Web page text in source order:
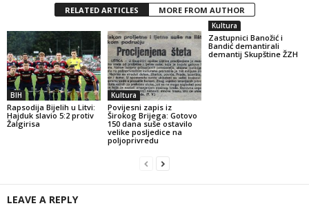
RELATED ARTICLES MORE FROM AUTHOR
BIH
Rapsodija Bijelih u Litvi:
Hajduk slavio 5:2 protiv
Žalgirisa
Kultura
Povijesni zapis iz
Širokog Brijega: Gotovo
150 dana suše ostavilo
velike posljedice na
poljoprivredu
Kultura
Zastupnici Banožić i
Bandić demantirali
demantij Skupštine ŽZH
LEAVE A REPLY